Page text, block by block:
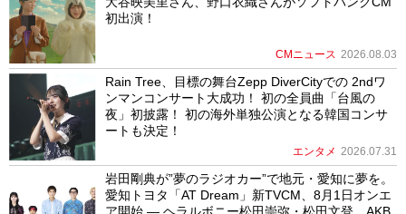
初出演！
CMニュース 2026.08.03
Rain Tree、目標の舞台Zepp DiverCityでの 2ndワ
ンマンコンサート大成功！ 初の全員曲「台風の
夜」初披露！ 初の海外単独公演となる韓国コンサ
ートも決定！
エンタメ 2026.07.31
岩田剛典が”夢のラジオカー”で地元・愛知に夢を。
愛知トヨタ「AT Dream」新TVCM、8月1日オンエ